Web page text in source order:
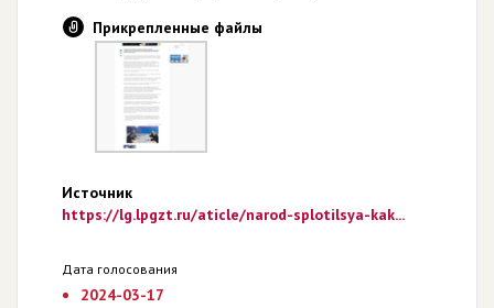
Прикрепленные файлы
Источник
https://lg.lpgzt.ru/aticle/narod-splotilsya-kak...
Дата голосования
2024-03-17